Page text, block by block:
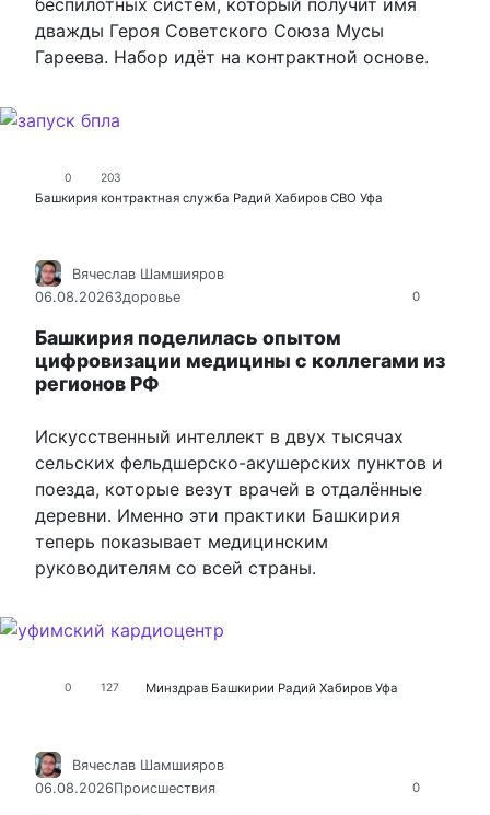
беспилотных систем, который получит имя
дважды Героя Советского Союза Мусы
Гареева. Набор идёт на контрактной основе.
0 203
Башкирия контрактная служба Радий Хабиров СВО Уфа
0
Вячеслав Шамшияров
06.08.2026Здоровье
Башкирия поделилась опытом
цифровизации медицины с коллегами из
регионов РФ
Искусственный интеллект в двух тысячах
сельских фельдшерско-акушерских пунктов и
поезда, которые везут врачей в отдалённые
деревни. Именно эти практики Башкирия
теперь показывает медицинским
руководителям со всей страны.
0 127 Минздрав Башкирии Радий Хабиров Уфа
0
Вячеслав Шамшияров
06.08.2026Происшествия